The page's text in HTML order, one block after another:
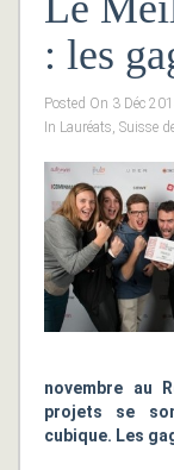
: les
Posted On 3 Déc
In Lauréats, Suisse
novembre au
projets se
cubique. Les